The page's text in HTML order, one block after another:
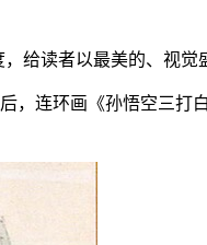
给读者以最美的、视觉
，连环画《孙悟空三打